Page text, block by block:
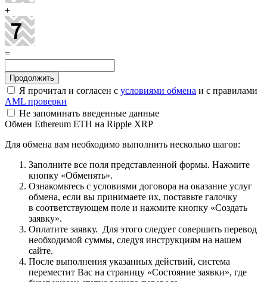
+
=
Я прочитал и согласен с условиями обмена и с правилами
AML проверки
Не запоминать введенные данные
Обмен Ethereum ETH на Ripple XRP
Для обмена вам необходимо выполнить несколько шагов:
Заполните все поля представленной формы. Нажмите
кнопку «Обменять».
Ознакомьтесь с условиями договора на оказание услуг
обмена, если вы принимаете их, поставьте галочку
в соответствующем поле и нажмите кнопку «Создать
заявку».
Оплатите заявку. Для этого следует совершить перевод
необходимой суммы, следуя инструкциям на нашем
сайте.
После выполнения указанных действий, система
переместит Вас на страницу «Состояние заявки», где